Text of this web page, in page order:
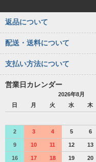
返品について
配送・送料について
支払い方法について
営業日カレンダー
2026年8月
日
月 火 水 木
2 3 4 5 6
9 10 11 12 13
16 17 18 19 20